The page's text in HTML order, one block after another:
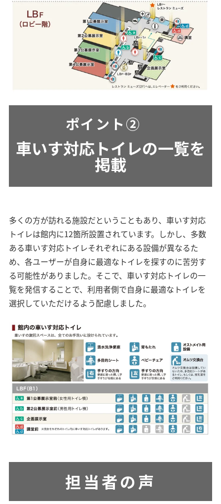
ポイント②
車いす対応トイレの一覧を
掲載
多くの方が訪れる施設だということもあり、車いす対応
トイレは館内に12箇所設置されています。しかし、多数
ある車いす対応トイレそれぞれにある設備が異なるた
め、各ユーザーが自身に最適なトイレを探すのに苦労す
る可能性がありました。そこで、車いす対応トイレの一
覧を発信することで、利用者側で自身に最適なトイレを
選択していただけるよう配慮しました。
担当者の声